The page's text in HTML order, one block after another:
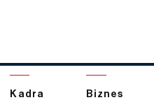
Kadra Biznes